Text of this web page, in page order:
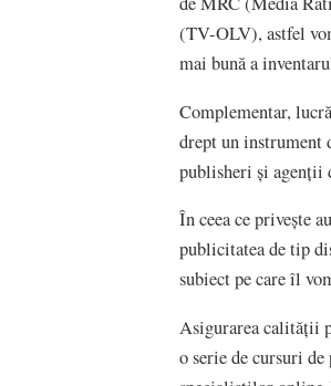
(TV-OLV), astfel
mai bună a
Complementar,
drept un instrument
publisheri și agenții
În ceea ce privește
publicitatea de tip
subiect pe care îl
Asigurarea calității
o serie de cursuri